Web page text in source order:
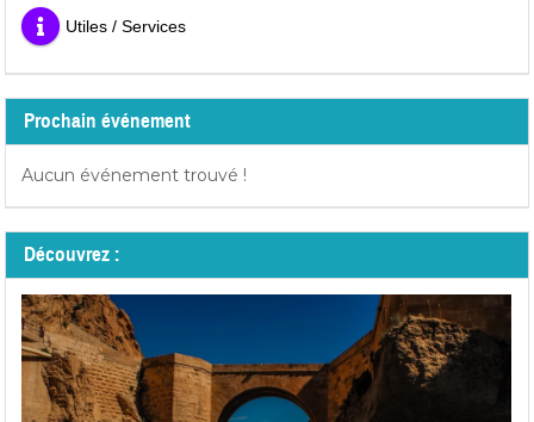
Utiles / Services
Prochain événement
Aucun événement trouvé !
Découvrez :